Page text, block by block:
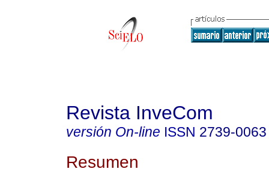
Revista InveCom
versión On-line ISSN 2739-0063
Resumen